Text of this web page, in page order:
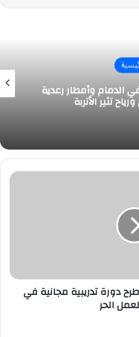
مئوية في الدمام وأمطار رعدية
دورة تدريبية مجانية في
الحر